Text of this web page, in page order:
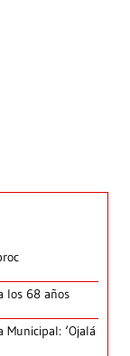
los 68 años
‘Ojalá